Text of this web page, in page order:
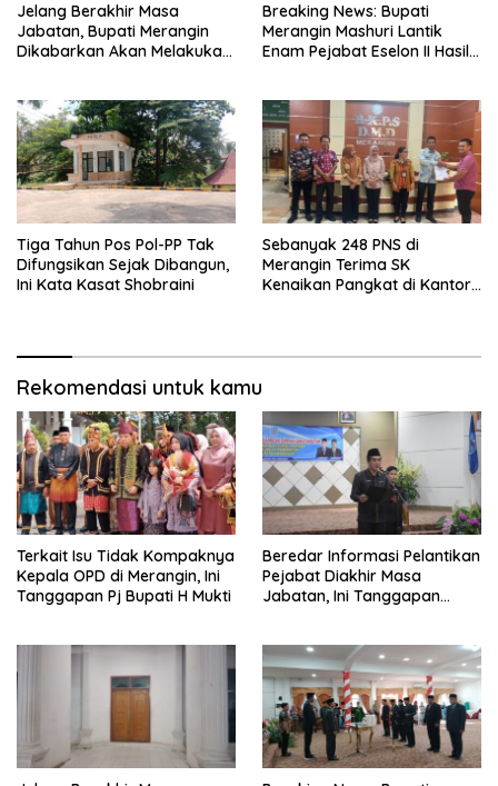
Jelang Berakhir Masa
Jabatan, Bupati Merangin
Dikabarkan Akan Melakukan
Breaking News: Bupati
Merangin Mashuri Lantik
Enam Pejabat Eselon II Hasil
Tiga Tahun Pos Pol-PP Tak
Difungsikan Sejak Dibangun,
Ini Kata Kasat Shobraini
Sebanyak 248 PNS di
Merangin Terima SK
Kenaikan Pangkat di Kantor
Rekomendasi untuk kamu
Terkait Isu Tidak Kompaknya
Kepala OPD di Merangin, Ini
Tanggapan Pj Bupati H Mukti
Beredar Informasi Pelantikan
Pejabat Diakhir Masa
Jabatan, Ini Tanggapan